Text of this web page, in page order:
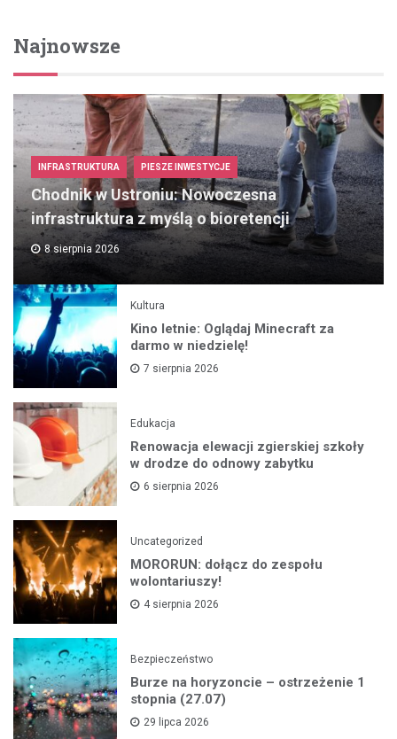
Najnowsze
INFRASTRUKTURA PIESZE INWESTYCJE
Chodnik w Ustroniu: Nowoczesna
infrastruktura z myślą o bioretencji
8 sierpnia 2026
Kultura
Kino letnie: Oglądaj Minecraft za
darmo w niedzielę!
7 sierpnia 2026
Edukacja
Renowacja elewacji zgierskiej szkoły
w drodze do odnowy zabytku
6 sierpnia 2026
Uncategorized
MORORUN: dołącz do zespołu
wolontariuszy!
4 sierpnia 2026
Bezpieczeństwo
Burze na horyzoncie – ostrzeżenie 1
stopnia (27.07)
29 lipca 2026